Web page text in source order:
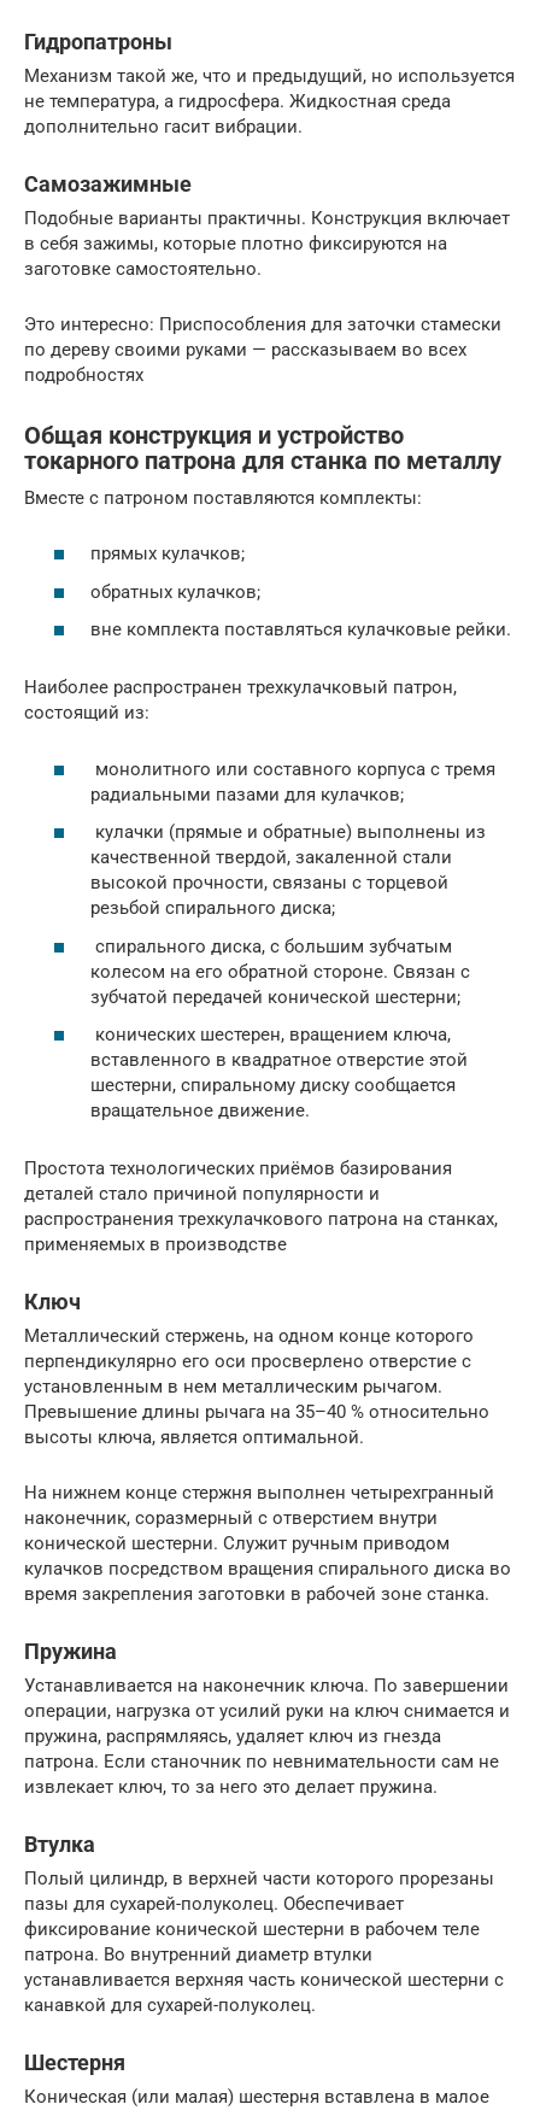
Гидропатроны
Механизм такой же, что и предыдущий, но используется
не температура, а гидросфера. Жидкостная среда
дополнительно гасит вибрации.
Самозажимные
Подобные варианты практичны. Конструкция включает
в себя зажимы, которые плотно фиксируются на
заготовке самостоятельно.
Это интересно: Приспособления для заточки стамески
по дереву своими руками — рассказываем во всех
подробностях
Общая конструкция и устройство
токарного патрона для станка по металлу
Вместе с патроном поставляются комплекты:
прямых кулачков;
обратных кулачков;
вне комплекта поставляться кулачковые рейки.
Наиболее распространен трехкулачковый патрон,
состоящий из:
монолитного или составного корпуса с тремя
радиальными пазами для кулачков;
кулачки (прямые и обратные) выполнены из
качественной твердой, закаленной стали
высокой прочности, связаны с торцевой
резьбой спирального диска;
спирального диска, с большим зубчатым
колесом на его обратной стороне. Связан с
зубчатой передачей конической шестерни;
конических шестерен, вращением ключа,
вставленного в квадратное отверстие этой
шестерни, спиральному диску сообщается
вращательное движение.
Простота технологических приёмов базирования
деталей стало причиной популярности и
распространения трехкулачкового патрона на станках,
применяемых в производстве
Ключ
Металлический стержень, на одном конце которого
перпендикулярно его оси просверлено отверстие с
установленным в нем металлическим рычагом.
Превышение длины рычага на 35–40 % относительно
высоты ключа, является оптимальной.
На нижнем конце стержня выполнен четырехгранный
наконечник, соразмерный с отверстием внутри
конической шестерни. Служит ручным приводом
кулачков посредством вращения спирального диска во
время закрепления заготовки в рабочей зоне станка.
Пружина
Устанавливается на наконечник ключа. По завершении
операции, нагрузка от усилий руки на ключ снимается и
пружина, распрямляясь, удаляет ключ из гнезда
патрона. Если станочник по невнимательности сам не
извлекает ключ, то за него это делает пружина.
Втулка
Полый цилиндр, в верхней части которого прорезаны
пазы для сухарей-полуколец. Обеспечивает
фиксирование конической шестерни в рабочем теле
патрона. Во внутренний диаметр втулки
устанавливается верхняя часть конической шестерни с
канавкой для сухарей-полуколец.
Шестерня
Коническая (или малая) шестерня вставлена в малое